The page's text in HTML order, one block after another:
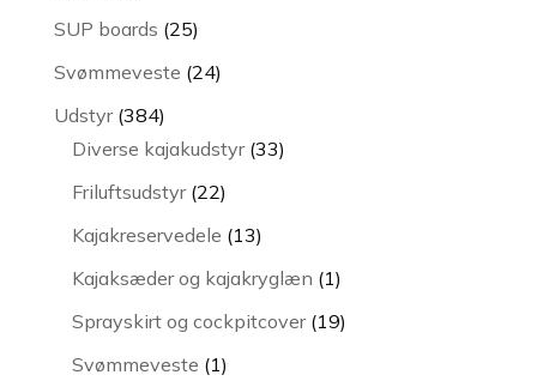
varer
SUP boards 2525
varer
Svømmeveste 2424
Udstyr 384384
varer
Diverse kajakudstyr 3333
Friluftsudstyr 2222
varer
Kajakreservedele 1313
varer
Kajaksæder og kajakryglæn 11
vare
Sprayskirt og cockpitcover 1919
Svømmeveste 11